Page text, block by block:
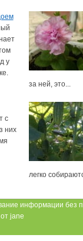
у
за ней, это...
с
них
легко
информации без
jane